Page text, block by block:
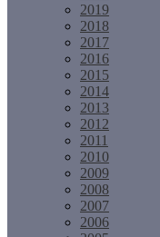
2019
2018
2017
2016
2015
2014
2013
2012
2011
2010
2009
2008
2007
2006